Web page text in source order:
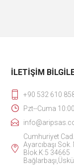
İLETIŞIM
+90 532 610
Pzt--Cuma
Cumhuriyet Cad.
Ayarcıbaşı Sok.
Blok.K:5 34665